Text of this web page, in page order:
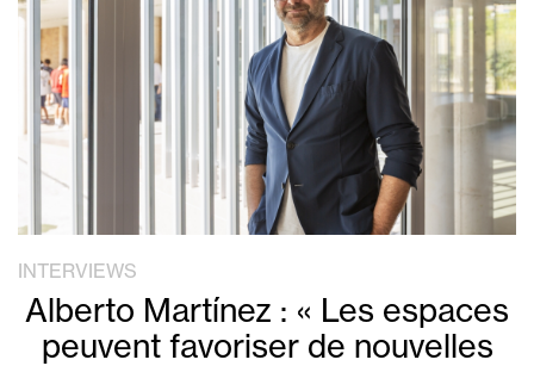
INTERVIEWS
Alberto Martínez : « Les espaces
peuvent favoriser de nouvelles